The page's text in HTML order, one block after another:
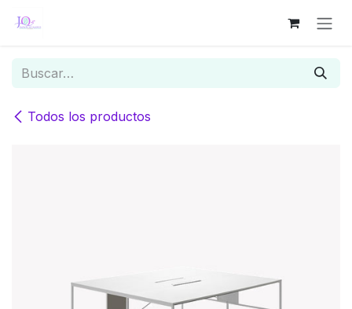
Todos los productos